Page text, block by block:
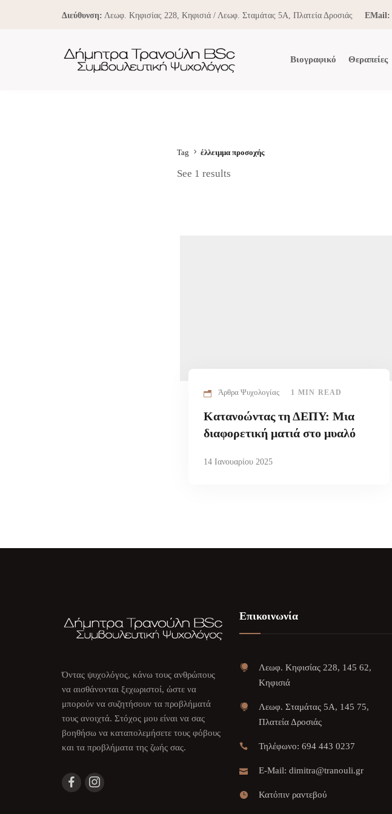
Διεύθυνση: Λεωφ. Κηφισίας 228, Κηφισιά / Λεωφ. Σταμάτας 5Α, Πλατεία Δροσιάς EMail:
Βιογραφικό Θεραπείες
Tag έλλειμμα προσοχής
See 1 results
Άρθρα Ψυχολογίας 1 MIN READ
Κατανοώντας τη ΔΕΠΥ: Μια
διαφορετική ματιά στο μυαλό
14 Ιανουαρίου 2025
Όντας ψυχολόγος, κάνω τους ανθρώπους
να αισθάνονται ξεχωριστοί, ώστε να
μπορούν να συζητήσουν τα προβλήματά
τους ανοιχτά. Στόχος μου είναι να σας
βοηθήσω να καταπολεμήσετε τους φόβους
και τα προβλήματα της ζωής σας.
Επικοινωνία
Λεωφ. Κηφισίας 228, 145 62,
Κηφισιά
Λεωφ. Σταμάτας 5Α, 145 75,
Πλατεία Δροσιάς
Τηλέφωνο: 694 443 0237
E-Mail: dimitra@tranouli.gr
Κατόπιν ραντεβού